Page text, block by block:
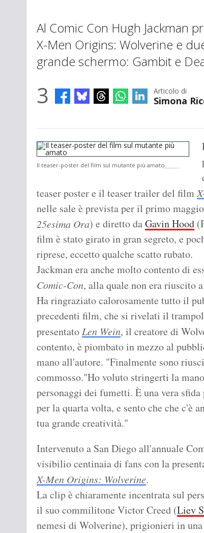
Al Comic Con Hugh Jackman
X-Men Origins: Wolverine e
grande schermo: Gambit e
3 Articolo di
Simona
Il teaser-poster del film sul mutante più amato
teaser poster e il teaser trailer del film
nelle sale è prevista per il primo
25esima Ora) e diretto daGavin Hood
film è stato girato in gran segreto, e
riprese, eccetto qualche scatto rubato.
Jackman era anche molto contento di
Comic-Con, alla quale non era riuscito
Ha ringraziato calorosamente tutto il
precedenti film, che si rivelati il
presentatoLen Wein, il creatore di
contento, è piombato in mezzo al
mano all'autore. "Finalmente sono
commosso."Ho voluto stringerti la
personaggi dei fumetti. È una vera
per la quarta volta, e sento che che c'è
tua grande creatività."
Intervenuto a San Diego all'annuale
visibilio centinaia di fans con la
X-Men Origins: Wolverine.
La clip è chiaramente incentrata sul
il suo commilitone Victor Creed (Liev
nemesi di Wolverine), prigionieri in